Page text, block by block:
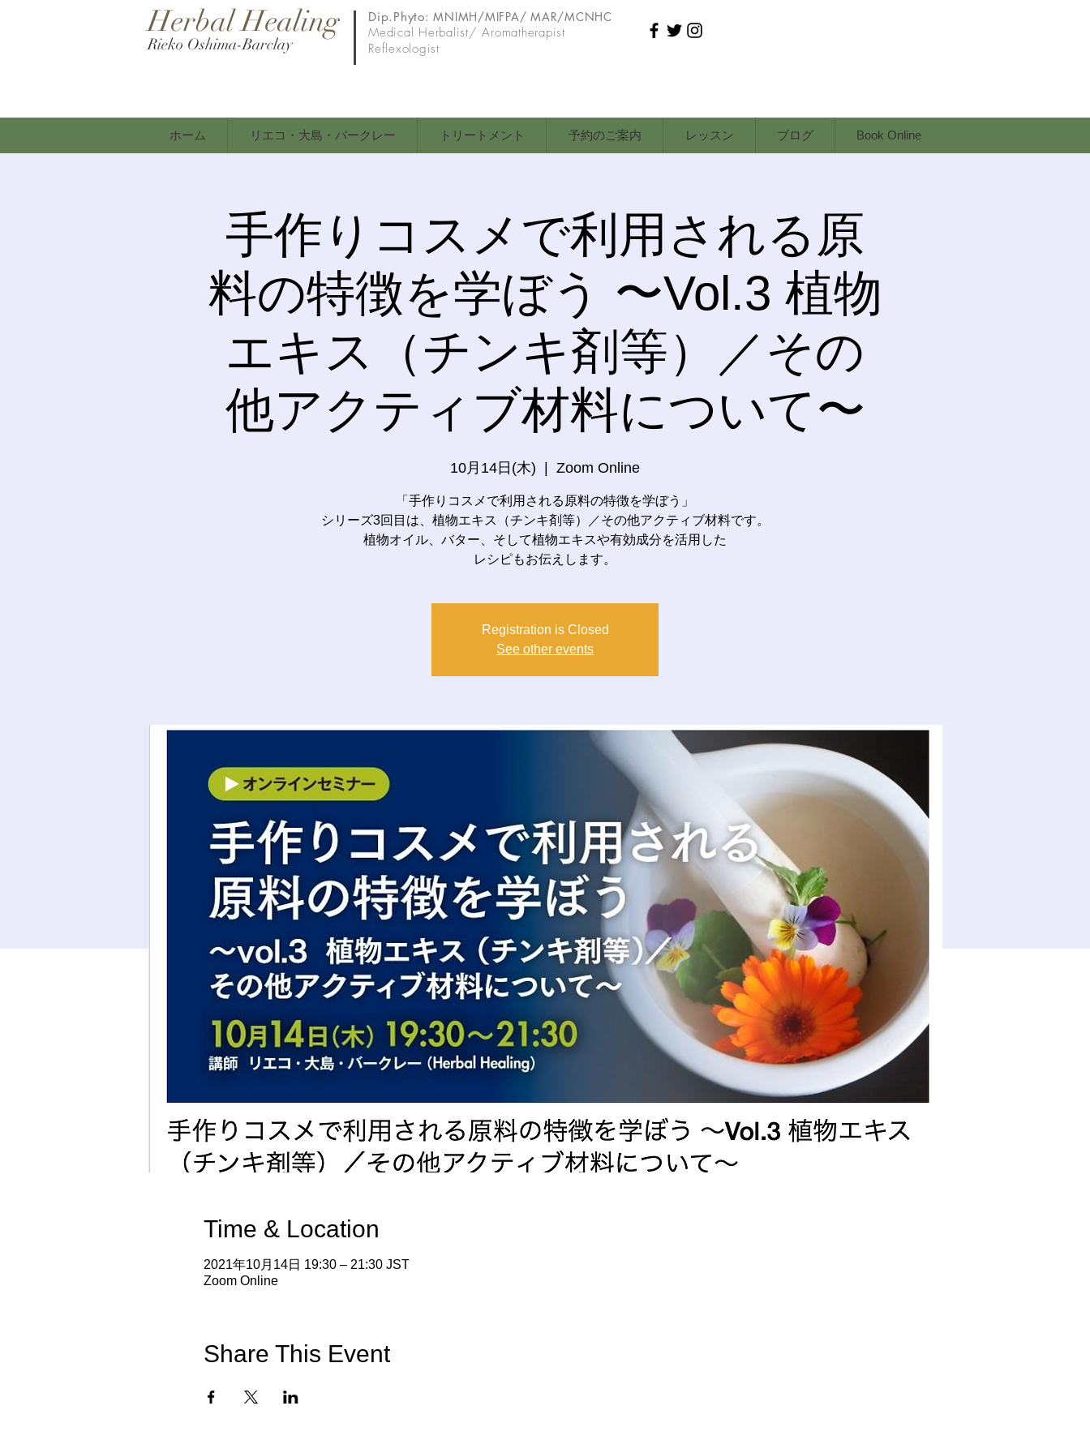
Herbal Healing
Rieko Oshima-Barclay
Dip.Phyto: MNIMH/MIFPA/ MAR/MCNHC
Medical Herbalist/ Aromatherapist
Reflexologist
ホーム リエコ・大島・バークレー トリートメント 予約のご案内 レッスン ブログ Book Online
手作りコスメで利用される原
料の特徴を学ぼう 〜Vol.3 植物
エキス（チンキ剤等）／その
他アクティブ材料について〜
10月14日(木) Zoom Online
「手作りコスメで利用される原料の特徴を学ぼう」
シリーズ3回目は、植物エキス（チンキ剤等）／その他アクティブ材料です。
植物オイル、バター、そして植物エキスや有効成分を活用した
レシピもお伝えします。
Registration is Closed
See other events
Time & Location
2021年10月14日 19:30 – 21:30 JST
Zoom Online
Share This Event